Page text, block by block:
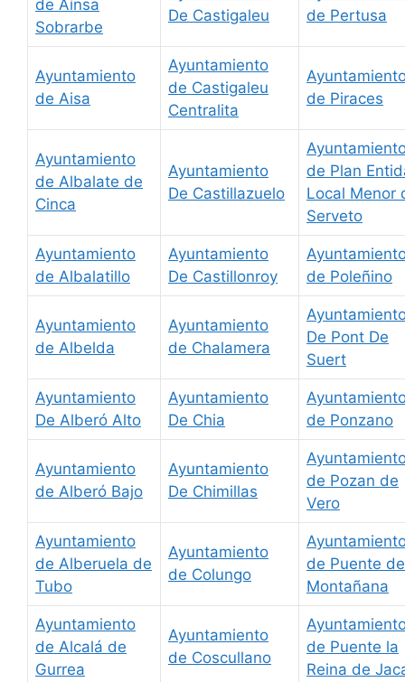
de Aínsa
Sobrarbe
De Castigaleu
de Pertusa
Ayuntamiento
de Aisa
Ayuntamiento
de Castigaleu
Centralita
de Piraces
Ayuntamiento
de Albalate de
Cinca
Ayuntamiento
De Castillazuelo
de Plan
Local Menor
Serveto
Ayuntamiento
de Albalatillo
Ayuntamiento
De Castillonroy
de Poleñino
Ayuntamiento
de Albelda
Ayuntamiento
de Chalamera
De Pont De
Suert
Ayuntamiento
De Alberó Alto
Ayuntamiento
De Chia
de Ponzano
Ayuntamiento
de Alberó Bajo
Ayuntamiento
De Chimillas
de Pozan de
Vero
Ayuntamiento
de Alberuela de
Tubo
Ayuntamiento
de Colungo
de Puente de
Montañana
Ayuntamiento
de Alcalá de
Gurrea
Ayuntamiento
de Coscullano
de Puente la
Reina de